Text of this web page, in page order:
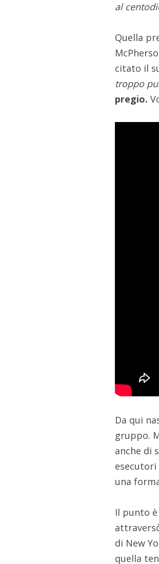
al
Quella
citato il
troppo
pregio.
Da qui
gruppo.
anche di
una
Il punto è
di New
quella